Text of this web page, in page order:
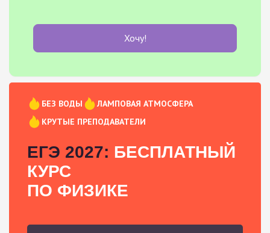
Хочу!
БЕЗ ВОДЫ
ЛАМПОВАЯ АТМОСФЕРА
КРУТЫЕ ПРЕПОДАВАТЕЛИ
ЕГЭ 2027: БЕСПЛАТНЫЙ
КУРС
ПО ФИЗИКЕ